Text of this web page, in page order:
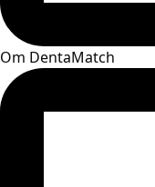
Om DentaMatch